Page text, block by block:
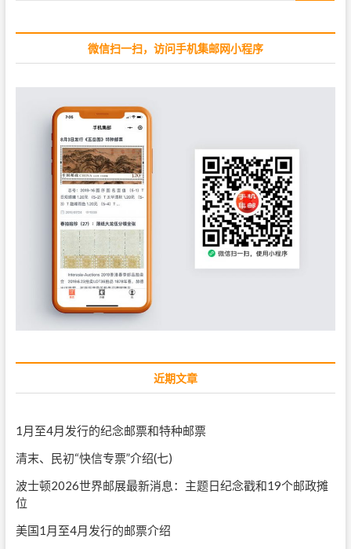
微信扫一扫，访问手机集邮网小程序
近期文章
1月至4月发行的纪念邮票和特种邮票
清末、民初“快信专票”介绍(七)
波士顿2026世界邮展最新消息：主题日纪念戳和19个邮政摊
位
美国1月至4月发行的邮票介绍